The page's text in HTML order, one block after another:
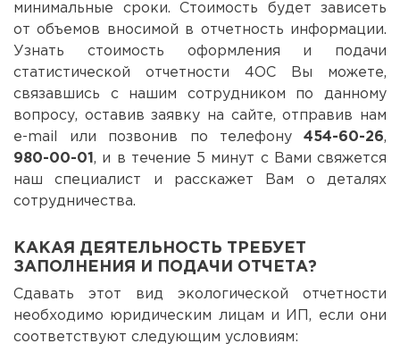
минимальные сроки. Стоимость будет зависеть
от объемов вносимой в отчетность информации.
Узнать стоимость оформления и подачи
статистической отчетности 4ОС Вы можете,
связавшись с нашим сотрудником по данному
вопросу, оставив заявку на сайте, отправив нам
e-mail или позвонив по телефону 454-60-26,
980-00-01 , и в течение 5 минут с Вами свяжется
наш специалист и расскажет Вам о деталях
сотрудничества.
КАКАЯ ДЕЯТЕЛЬНОСТЬ ТРЕБУЕТ
ЗАПОЛНЕНИЯ И ПОДАЧИ ОТЧЕТА?
Сдавать этот вид экологической отчетности
необходимо юридическим лицам и ИП, если они
соответствуют следующим условиям: